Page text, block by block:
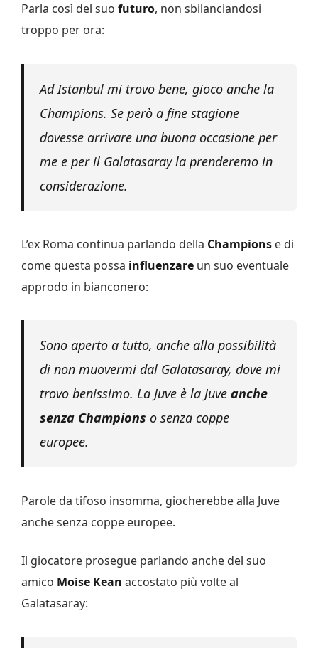
Parla così del suo futuro, non sbilanciandosi
troppo per ora:
Ad Istanbul mi trovo bene, gioco anche la
Champions. Se però a fine stagione
dovesse arrivare una buona occasione per
me e per il Galatasaray la prenderemo in
considerazione.
L’ex Roma continua parlando della Champions e di
come questa possa influenzare un suo eventuale
approdo in bianconero:
Sono aperto a tutto, anche alla possibilità
di non muovermi dal Galatasaray, dove mi
trovo benissimo. La Juve è la Juve anche
senza Champions o senza coppe
europee.
Parole da tifoso insomma, giocherebbe alla Juve
anche senza coppe europee.
Il giocatore prosegue parlando anche del suo
amico Moise Kean accostato più volte al
Galatasaray: